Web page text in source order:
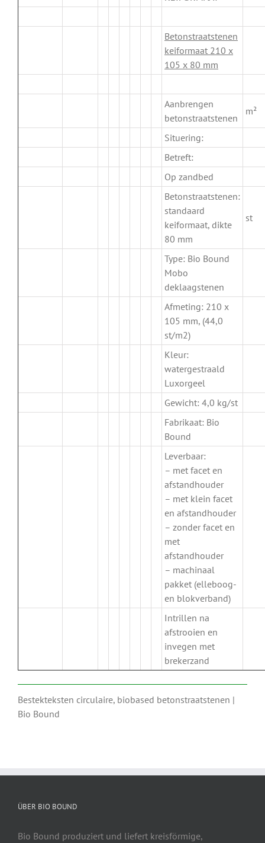
Betonstraatstenen
keiformaat 210 x
105 x 80 mm
Aanbrengen
betonstraatstenen
m²
Situering:
Betreft:
Op zandbed
Betonstraatstenen:
standaard
keiformaat, dikte
80 mm
st
Type: Bio Bound
Mobo
deklaagstenen
Afmeting: 210 x
105 mm, (44,0
st/m2)
Kleur:
watergestraald
Luxorgeel
Gewicht: 4,0 kg/st
Fabrikaat: Bio
Bound
Leverbaar:
– met facet en
afstandhouder
– met klein facet
en afstandhouder
– zonder facet en
met
afstandhouder
– machinaal
pakket (elleboog-
en blokverband)
Intrillen na
afstrooien en
invegen met
brekerzand
Bestekteksten circulaire, biobased betonstraatstenen |
Bio Bound
ÜBER BIO BOUND
Bio Bound produziert und liefert kreisförmige,